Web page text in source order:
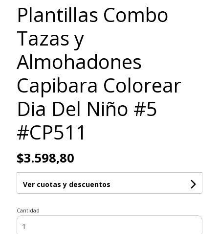
Plantillas Combo
Tazas y
Almohadones
Capibara Colorear
Dia Del Niño #5
#CP511
$3.598,80
Ver cuotas y descuentos
Cantidad